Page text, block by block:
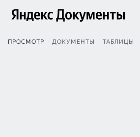
ПРОСМОТР ДОКУМЕНТЫ ТАБЛИЦЫ